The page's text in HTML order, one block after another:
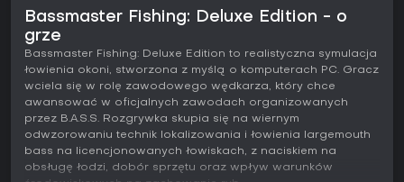
Bassmaster Fishing: Deluxe Edition - o
grze
Bassmaster Fishing: Deluxe Edition to realistyczna symulacja
łowienia okoni, stworzona z myślą o komputerach PC. Gracz
wciela się w rolę zawodowego wędkarza, który chce
awansować w oficjalnych zawodach organizowanych
przez B.A.S.S. Rozgrywka skupia się na wiernym
odwzorowaniu technik lokalizowania i łowienia largemouth
bass na licencjonowanych łowiskach, z naciskiem na
obsługę łodzi, dobór sprzętu oraz wpływ warunków